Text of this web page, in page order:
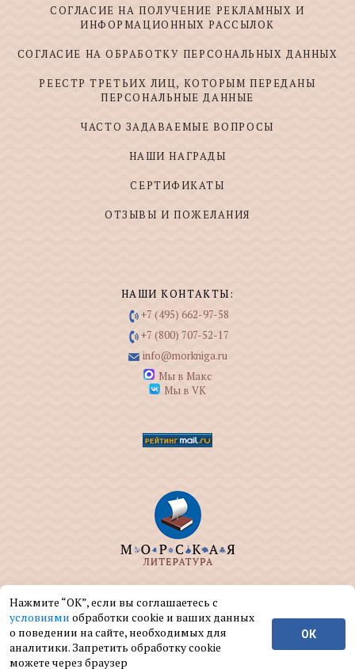
СОГЛАСИЕ НА ПОЛУЧЕНИЕ РЕКЛАМНЫХ И
ИНФОРМАЦИОННЫХ РАССЫЛОК
СОГЛАСИЕ НА ОБРАБОТКУ ПЕРСОНАЛЬНЫХ ДАННЫХ
РЕЕСТР ТРЕТЬИХ ЛИЦ, КОТОРЫМ ПЕРЕДАНЫ
ПЕРСОНАЛЬНЫЕ ДАННЫЕ
ЧАСТО ЗАДАВАЕМЫЕ ВОПРОСЫ
НАШИ НАГРАДЫ
СЕРТИФИКАТЫ
ОТЗЫВЫ И ПОЖЕЛАНИЯ
НАШИ КОНТАКТЫ:
+7 (495) 662-97-58
+7 (800) 707-52-17
info@morkniga.ru
Мы в Макс
Мы в VK
ООО "МОРКНИГА" занимается изданием и
реализацией книг на морскую тематику.
© ООО "МОРКНИГА", 2004 — 2026 г.
Нажмите “ОК”, если вы соглашаетесь с
условиями обработки cookie и ваших данных
о поведении на сайте, необходимых для
аналитики. Запретить обработку cookie
можете через браузер
ОК